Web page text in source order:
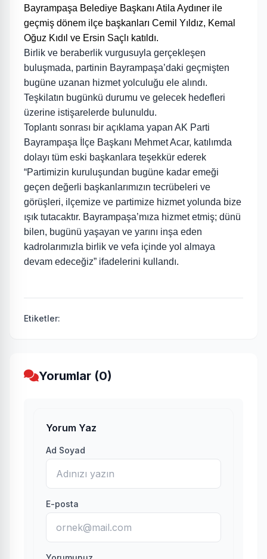
Bayrampaşa Belediye Başkanı Atila Aydıner ile
geçmiş dönem ilçe başkanları Cemil Yıldız, Kemal
Oğuz Kıdıl ve Ersin Saçlı katıldı.
Birlik ve beraberlik vurgusuyla gerçekleşen
buluşmada, partinin Bayrampaşa’daki geçmişten
bugüne uzanan hizmet yolculuğu ele alındı.
Teşkilatın bugünkü durumu ve gelecek hedefleri
üzerine istişarelerde bulunuldu.
Toplantı sonrası bir açıklama yapan AK Parti
Bayrampaşa İlçe Başkanı Mehmet Acar, katılımda
dolayı tüm eski başkanlara teşekkür ederek
“Partimizin kuruluşundan bugüne kadar emeği
geçen değerli başkanlarımızın tecrübeleri ve
görüşleri, ilçemize ve partimize hizmet yolunda bize
ışık tutacaktır. Bayrampaşa’mıza hizmet etmiş; dünü
bilen, bugünü yaşayan ve yarını inşa eden
kadrolarımızla birlik ve vefa içinde yol almaya
devam edeceğiz” ifadelerini kullandı.
Etiketler:
Yorumlar (0)
Yorum Yaz
Ad Soyad
E-posta